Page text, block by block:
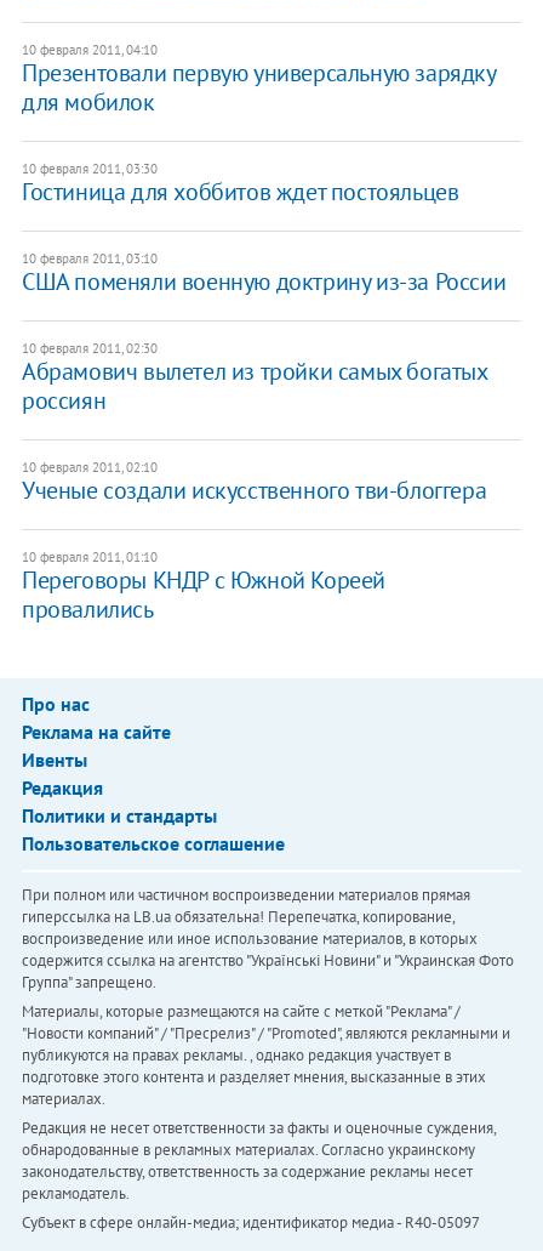
10 февраля 2011, 04:10
Презентовали первую универсальную зарядку
для мобилок
10 февраля 2011, 03:30
Гостиница для хоббитов ждет постояльцев
10 февраля 2011, 03:10
США поменяли военную доктрину из-за России
10 февраля 2011, 02:30
Абрамович вылетел из тройки самых богатых
россиян
10 февраля 2011, 02:10
Ученые создали искусственного тви-блоггера
10 февраля 2011, 01:10
Переговоры КНДР с Южной Кореей
провалились
Про нас
Реклама на сайте
Ивенты
Редакция
Политики и стандарты
Пользовательское соглашение
При полном или частичном воспроизведении материалов прямая
гиперссылка на LB.ua обязательна! Перепечатка, копирование,
воспроизведение или иное использование материалов, в которых
содержится ссылка на агентство "Українськi Новини" и "Украинская Фото
Группа" запрещено.
Материалы, которые размещаются на сайте с меткой "Реклама" /
"Новости компаний" / "Пресрелиз" / "Promoted", являются рекламными и
публикуются на правах рекламы. , однако редакция участвует в
подготовке этого контента и разделяет мнения, высказанные в этих
материалах.
Редакция не несет ответственности за факты и оценочные суждения,
обнародованные в рекламных материалах. Согласно украинскому
законодательству, ответственность за содержание рекламы несет
рекламодатель.
Субъект в сфере онлайн-медиа; идентификатор медиа - R40-05097